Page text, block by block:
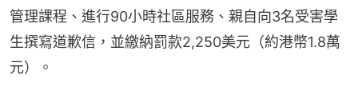
管理課程、進行90小時社區服務、親自向3名受害學
生撰寫道歉信，並繳納罰款2,250美元（約港幣1.8萬
元）。